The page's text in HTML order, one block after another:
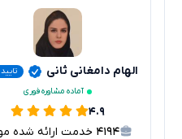
الهام دامغانی ثانی
آماده مشاوره فوری
۴.۹
۴۱۹۴ خدمت ارائه شده موفق